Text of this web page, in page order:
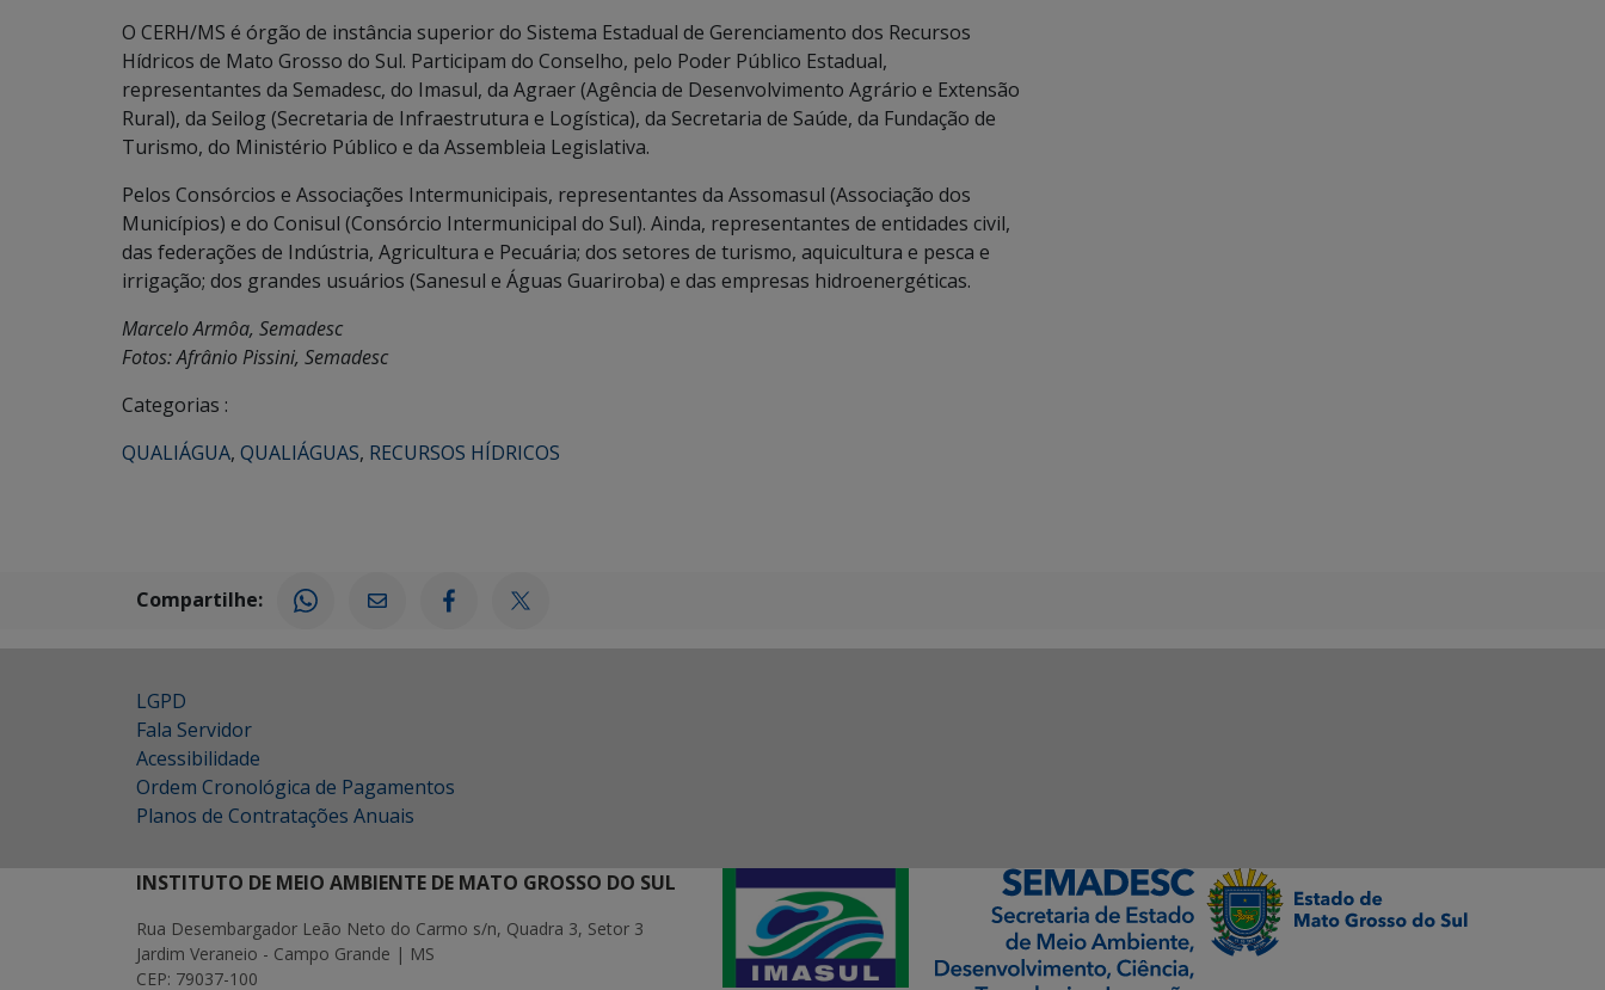
O CERH/MS é órgão de instância superior do Sistema Estadual de Gerenciamento dos Recursos
Hídricos de Mato Grosso do Sul. Participam do Conselho, pelo Poder Público Estadual,
representantes da Semadesc, do Imasul, da Agraer (Agência de Desenvolvimento Agrário e Extensão
Rural), da Seilog (Secretaria de Infraestrutura e Logística), da Secretaria de Saúde, da Fundação de
Turismo, do Ministério Público e da Assembleia Legislativa.
Pelos Consórcios e Associações Intermunicipais, representantes da Assomasul (Associação dos
Municípios) e do Conisul (Consórcio Intermunicipal do Sul). Ainda, representantes de entidades civil,
das federações de Indústria, Agricultura e Pecuária; dos setores de turismo, aquicultura e pesca e
irrigação; dos grandes usuários (Sanesul e Águas Guariroba) e das empresas hidroenergéticas.
Marcelo Armôa, Semadesc
Fotos: Afrânio Pissini, Semadesc
Categorias :
QUALIÁGUA, QUALIÁGUAS, RECURSOS HÍDRICOS
Compartilhe:
LGPD
Fala Servidor
Acessibilidade
Ordem Cronológica de Pagamentos
Planos de Contratações Anuais
INSTITUTO DE MEIO AMBIENTE DE MATO GROSSO DO SUL
Rua Desembargador Leão Neto do Carmo s/n, Quadra 3, Setor 3
Jardim Veraneio - Campo Grande | MS
CEP: 79037-100